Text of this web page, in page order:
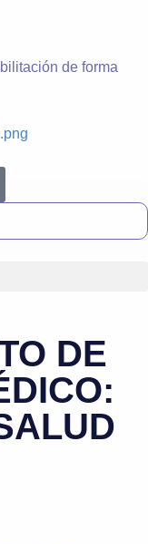
de forma
DE